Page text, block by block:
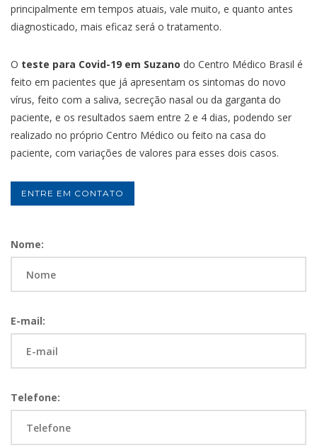
principalmente em tempos atuais, vale muito, e quanto antes
diagnosticado, mais eficaz será o tratamento.
O teste para Covid-19 em Suzano do Centro Médico Brasil é
feito em pacientes que já apresentam os sintomas do novo
vírus, feito com a saliva, secreção nasal ou da garganta do
paciente, e os resultados saem entre 2 e 4 dias, podendo ser
realizado no próprio Centro Médico ou feito na casa do
paciente, com variações de valores para esses dois casos.
ENTRE EM CONTATO
Nome:
E-mail:
Telefone: